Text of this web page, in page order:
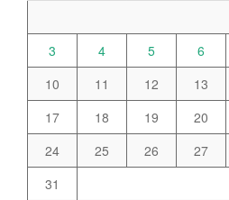
3
4 5 6
10
11 12 13
17
18 19 20
24
25 26 27
31